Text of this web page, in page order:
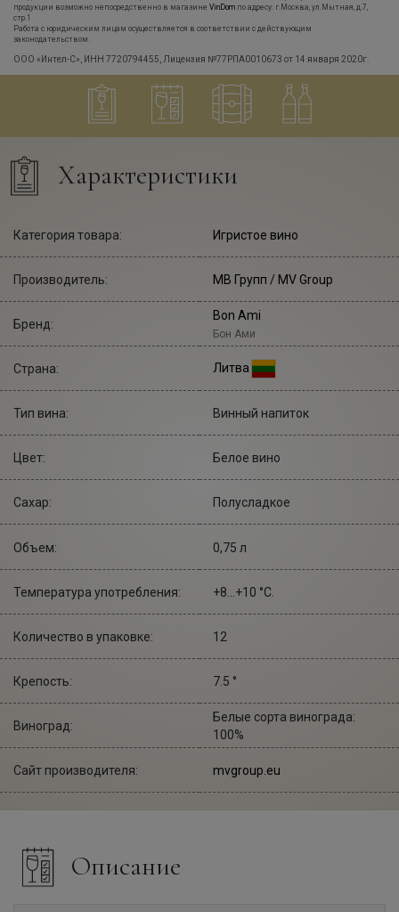
продукции возможно непосредственно в магазине VinDom по адресу: г.Москва, ул.Мытная, д.7,
стр.1
Работа с юридическим лицам осуществляется в соответствии с действующим
законодательством.
ООО «Интел-С», ИНН 7720794455, Лицензия №77РПА0010673 от 14 января 2020г.
Характеристики
Категория товара: Игристое вино
Производитель: МВ Групп / MV Group
Бренд:
Bon Ami
Бон Ами
Страна: Литва
Тип вина: Винный напиток
Цвет: Белое вино
Сахар: Полусладкое
Объем: 0,75 л
Температура употребления: +8...+10 °С.
Количество в упаковке: 12
Крепость: 7.5 °
Виноград:
Белые сорта винограда:
100%
Сайт производителя: mvgroup.eu
Описание